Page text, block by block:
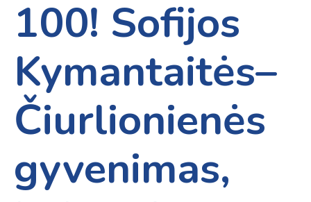
100! Sofijos
Kymantaitės–
Čiurlionienės
gyvenimas,